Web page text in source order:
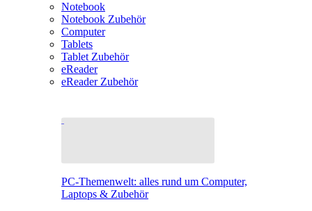
Notebook
Notebook Zubehör
Computer
Tablets
Tablet Zubehör
eReader
eReader Zubehör
PC-Themenwelt: alles rund um Computer,
Laptops & Zubehör